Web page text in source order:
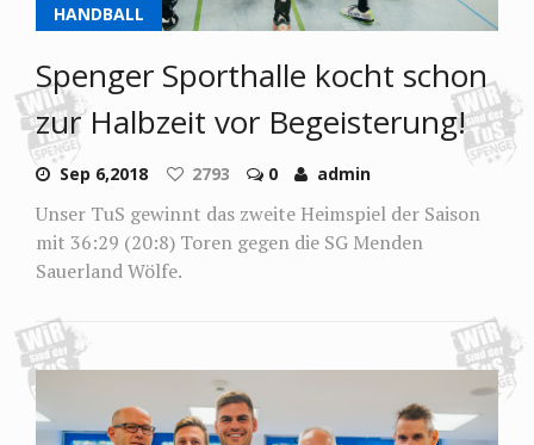
HANDBALL
Spenger Sporthalle kocht schon
zur Halbzeit vor Begeisterung!
Sep 6,2018 2793 0 admin
Unser TuS gewinnt das zweite Heimspiel der Saison
mit 36:29 (20:8) Toren gegen die SG Menden
Sauerland Wölfe.